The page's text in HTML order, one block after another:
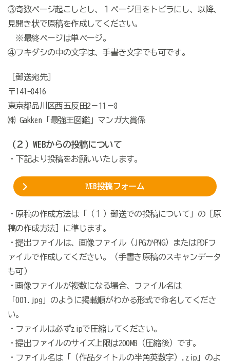
③奇数ページ起こしとし、１ページ目をトビラにし、以降、
見開き状で原稿を作成してください。
※最終ページは単ページ。
④フキダシの中の文字は、手書き文字でも可です。
［郵送宛先］
〒141-8416
東京都品川区西五反田2－11－8
㈱ Gakken「最強王図鑑」マンガ大賞係
（２）WEBからの投稿について
・下記より投稿をお願いいたします。
WEB投稿フォーム
・原稿の作成方法は「（１）郵送での投稿について」の［原
稿の作成方法］に準じます。
・提出ファイルは、画像ファイル（JPGかPNG）またはPDFフ
ァイルで作成してください。（手書き原稿のスキャンデータ
も可）
・画像ファイルが複数になる場合、ファイル名は
「001.jpg」のように掲載順がわかる形式で命名してくださ
い。
・ファイルは必ずzipで圧縮してください。
・提出ファイルのサイズ上限は200MB（圧縮後）です。
・ファイル名は「（作品タイトルの半角英数字）.zip」のよ